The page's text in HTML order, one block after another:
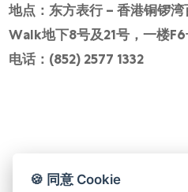
地点：东方表行 – 香港铜锣
Walk地下8号及21号，一楼
电话：(852) 2577 1332
🍪 同意 Cookie